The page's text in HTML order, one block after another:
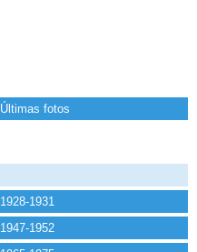
Últimas fotos
1928-1931
1947-1952